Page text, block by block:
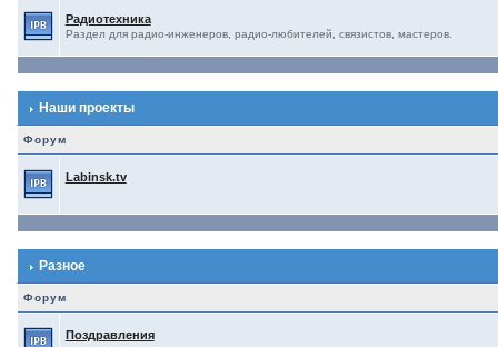
Радиотехника
Раздел для радио-инженеров, радио-любителей, связистов, мастеров.
Наши проекты
Форум
Labinsk.tv
Разное
Форум
Поздравления